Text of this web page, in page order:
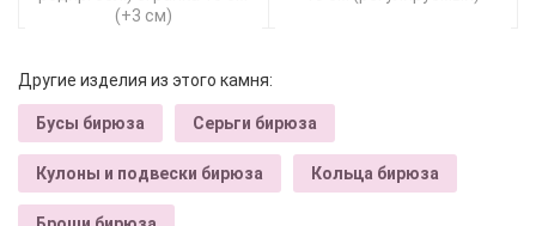
(+3 см)
Другие изделия из этого камня:
Бусы бирюза Серьги бирюза
Кулоны и подвески бирюза Кольца бирюза